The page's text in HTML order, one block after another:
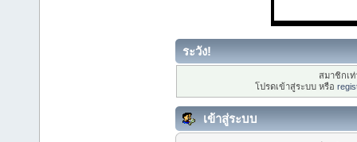
ระวัง!
สมาชิกเ
โปรดเข้าสู่ระบบ หรือ
เข้าสู่ระบบ